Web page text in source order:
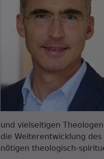
und vielseitigen
die Weiterentwicklung
nötigen theologisch-